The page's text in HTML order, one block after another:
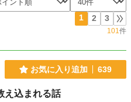
1 2 3
101件
お気に入り追加 639
え込まれる話